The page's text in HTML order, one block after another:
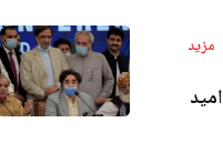
مزید